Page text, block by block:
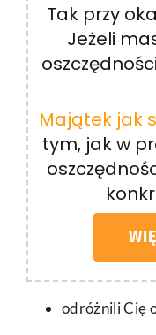
Tak przy
Jeżeli
Majątek jak
tym, jak w
odróżnili Cię